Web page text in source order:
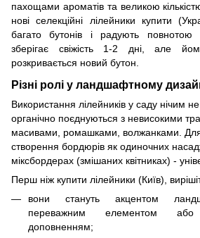
пахощами ароматів та великою
нові селекційні лілейники купити
багато бутонів і радують повнотою
зберігає свіжість 1-2 дні, але
розкривається новий бутон.
Різні ролі у ландшафтному
Використання лілейників у саду нічим
органічно поєднуються з невисокими
масивами, ромашками, волжанками.
створення бордюрів як одиночних
міксбордерах (змішаних квітниках) -
Перш ніж купити лілейники (Київ),
вони стануть акцентом
переважним елементом
доповненням;